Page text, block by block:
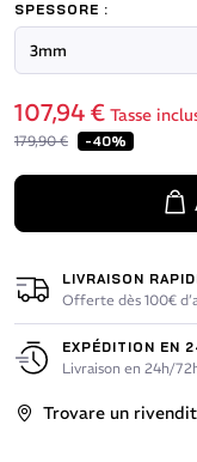
SPESSORE :
107,94 € Tasse
179,90 € -40%
LIVRAISON
Offerte dès 100€
EXPÉDITION EN
Livraison en 24h/
Trovare un